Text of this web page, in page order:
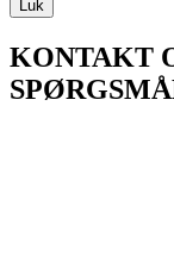
Luk
KONTAKT